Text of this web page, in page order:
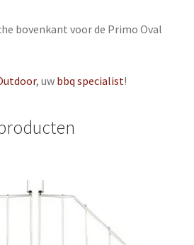
bovenkant voor de Primo Oval
, uw bbq specialist!